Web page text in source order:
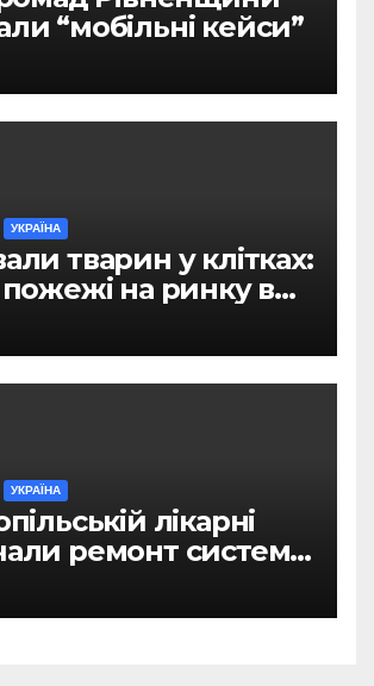
“мобільні кейси”
УКРАЇНА
тварин у клітках:
пожежі на ринку в
УКРАЇНА
лікарні
ремонт системи